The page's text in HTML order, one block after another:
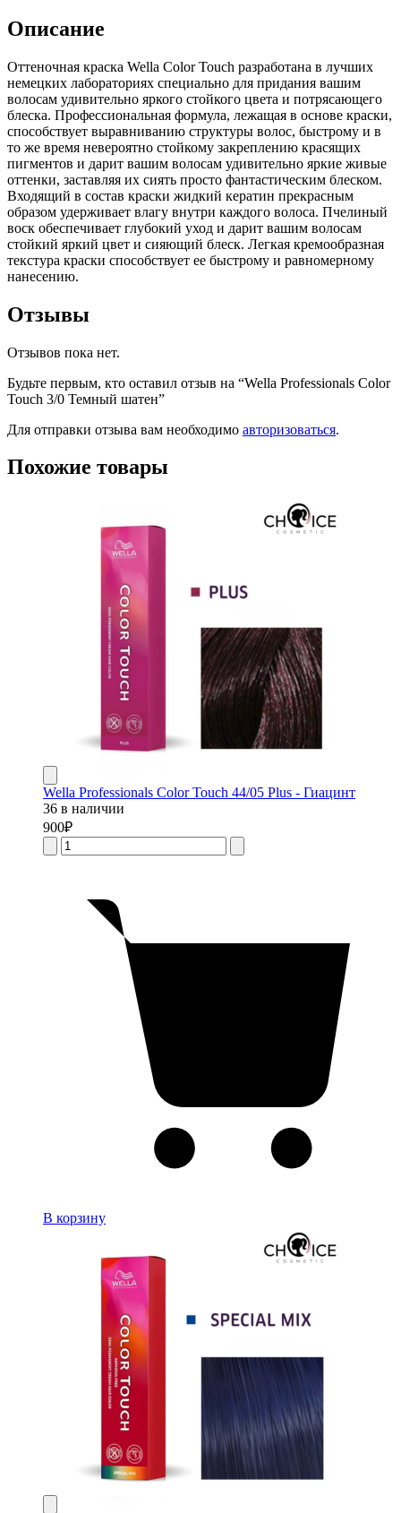
Описание
Оттеночная краска Wella Color Touch разработана в лучших
немецких лабораториях специально для придания вашим
волосам удивительно яркого стойкого цвета и потрясающего
блеска. Профессиональная формула, лежащая в основе краски,
способствует выравниванию структуры волос, быстрому и в
то же время невероятно стойкому закреплению красящих
пигментов и дарит вашим волосам удивительно яркие живые
оттенки, заставляя их сиять просто фантастическим блеском.
Входящий в состав краски жидкий кератин прекрасным
образом удерживает влагу внутри каждого волоса. Пчелиный
воск обеспечивает глубокий уход и дарит вашим волосам
стойкий яркий цвет и сияющий блеск. Легкая кремообразная
текстура краски способствует ее быстрому и равномерному
нанесению.
Отзывы
Отзывов пока нет.
Будьте первым, кто оставил отзыв на “Wella Professionals Color
Touch 3/0 Темный шатен”
Для отправки отзыва вам необходимо авторизоваться.
Похожие товары
Wella Professionals Color Touch 44/05 Plus - Гиацинт
36 в наличии
900₽
В корзину